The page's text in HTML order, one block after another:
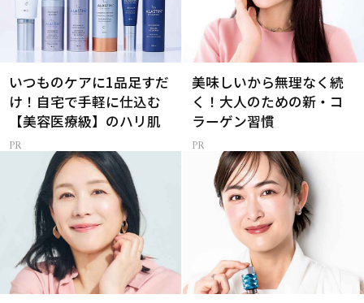
いつものケアに1品足すだ
け！自宅で手軽に仕込む
【美容医療級】のハリ肌
美味しいから無理なく続
く！大人のための新・コ
ラーゲン習慣